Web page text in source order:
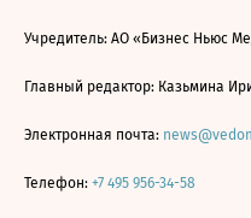
Учредитель: АО «Бизнес Ньюс
Главный редактор: Казьмина
Электронная почта:
Телефон: +7 495 956-34-58